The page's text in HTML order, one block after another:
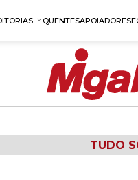
QUENTESAPOIADORES
TUDO